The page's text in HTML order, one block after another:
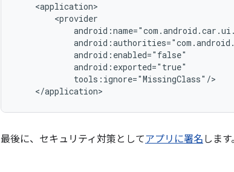
最後に、セキュリティ対策としてアプリに署名 します。